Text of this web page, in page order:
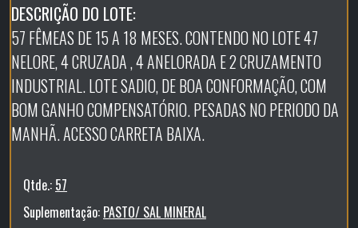
DESCRIÇÃO DO LOTE:
57 FÊMEAS DE 15 A 18 MESES. CONTENDO NO LOTE 47
NELORE, 4 CRUZADA , 4 ANELORADA E 2 CRUZAMENTO
INDUSTRIAL. LOTE SADIO, DE BOA CONFORMAÇÃO, COM
BOM GANHO COMPENSATÓRIO. PESADAS NO PERIODO DA
MANHÃ. ACESSO CARRETA BAIXA.
Qtde.: 57
Suplementação: PASTO/ SAL MINERAL